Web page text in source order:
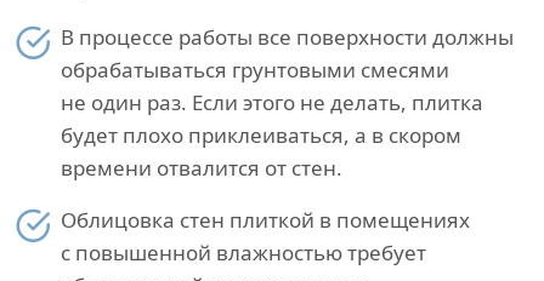
В процессе работы все поверхности должны
обрабатываться грунтовыми смесями
не один раз. Если этого не делать, плитка
будет плохо приклеиваться, а в скором
времени отвалится от стен.
Облицовка стен плиткой в помещениях
с повышенной влажностью требует